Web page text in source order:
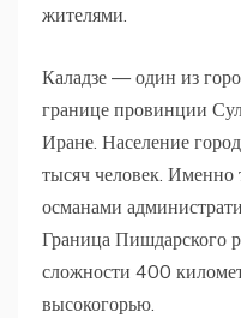
жителями.
Каладзе — один из
границе провинции
Иране. Население
тысяч человек. Именно
османами
Граница Пишдарского
сложности 400
высокогорью.